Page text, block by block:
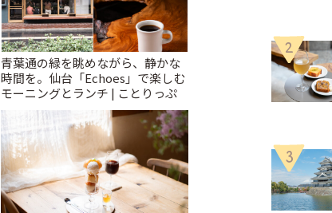
青葉通の緑を眺めながら、静かな
時間を。仙台「Echoes」で楽しむ
モーニングとランチ | ことりっぷ
2
3